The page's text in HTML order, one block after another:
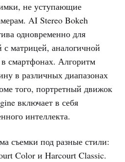
не уступающие
AI Stereo Bokeh
одновременно для
с матрицей, аналогичной
в смартфонах. Алгоритм
в различных диапазонах
того, портретный движок
включает в себя
интеллекта.
съемки под разные стили:
Color и Harcourt Classic.